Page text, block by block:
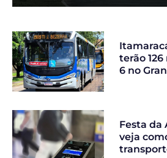
terão
6 no
Festa da
veja